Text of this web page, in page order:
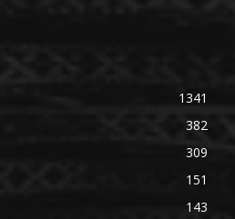
1341
382
309
151
143